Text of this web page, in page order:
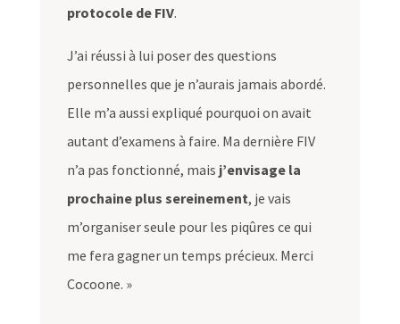
protocole de FIV.
J’ai réussi à lui poser des questions
personnelles que je n’aurais jamais abordé.
Elle m’a aussi expliqué pourquoi on avait
autant d’examens à faire. Ma dernière FIV
n’a pas fonctionné, mais j’envisage la
prochaine plus sereinement, je vais
m’organiser seule pour les piqûres ce qui
me fera gagner un temps précieux. Merci
Cocoone. »